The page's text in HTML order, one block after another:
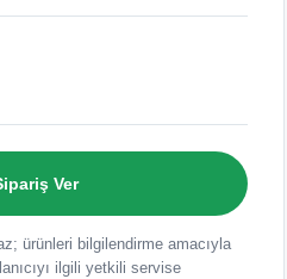
Ver
ürünleri bilgilendirme amacıyla
ilgili yetkili servise